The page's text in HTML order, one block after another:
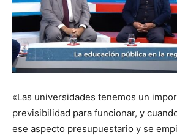
«Las universidades tenemos un
previsibilidad para funcionar, y
ese aspecto presupuestario y se